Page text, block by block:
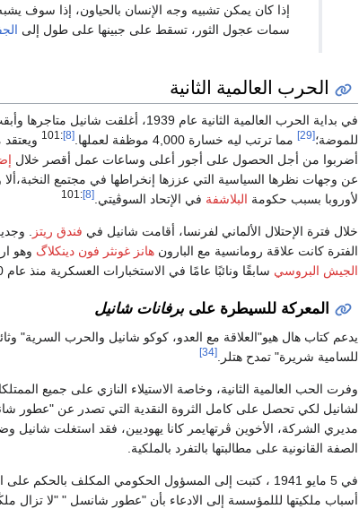
إذا كان يمكن تشبيه وجه الإنسان بالحياون، إذا سوف
سمات عجول الثور، تسقط على جبينها على طول إلى
الحرب العالمية الثانية
للموضة؛[29] مما ترتب ليه خسارة 4,000 موظفة لعملها. [8]
:101 ويعتقد
أضربوا من أجل الحصول على أجور أعلى وساعات عمل أقصر خلال
عن وجهات نظرها السياسية التي عززها إنخراطها في مجتمع النخبة،ألا
لأوروبا بسبب حكومة البلاشفة في الإتحاد السوڤيتي. [8]
:101
خلال فترة الإحتلال الألماني لفرنسا، أقامت شانيل في فندق ريتز
.
الفترة كانت علاقة رومانسية مع البارون هانز غونثر فون دينكلاگ وهو
الجيش البروسي سابقًا ونائبًا عامًا في الاستخبارات العسكرية منذ عام 1910 مما سهل ترتيباتها في ريتز.
المعركة للسيطرة على برفانات شانيل
يدعم كتاب هال هيو"العلاقة مع العدو، كوكو شانيل والحرب السرية"
للسامية شريرة" تمدح هتلر.[34]
وفرت الحب العالمية الثانية، وخاصة الاستيلاء النازي على جميع
مديري الشركة، الأخوين ڤرتهايمر كانا يهوديين، فقد استغلت شانيل
الصفة القانونية على مطالبتها بالتفرد بالملكية.
في 5 مايو 1941 ، كتبت إلى المسؤول الحكومي المكلف
أسباب ملكيتها لللمؤسسة إلى الادعاء بأن "عطور شانسل " "لا تزال ملكًا